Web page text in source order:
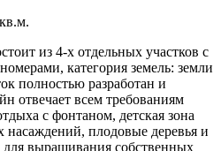
из 4-х отдельных участков с
категория земель: земли
полностью разработан и
отвечает всем требованиям
с фонтаном, детская зона
насаждений, плодовые деревья и
для выращивания собственных